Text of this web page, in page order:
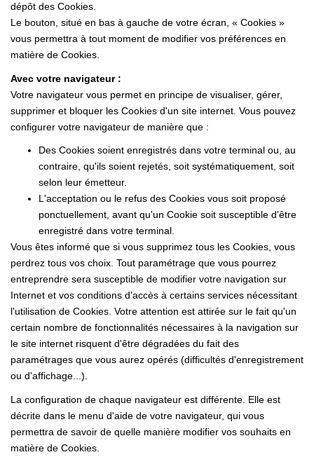
dépôt des Cookies.
Le bouton, situé en bas à gauche de votre écran, « Cookies »
vous permettra à tout moment de modifier vos préférences en
matière de Cookies.
Avec votre navigateur :
Votre navigateur vous permet en principe de visualiser, gérer,
supprimer et bloquer les Cookies d'un site internet. Vous pouvez
configurer votre navigateur de manière que :
Des Cookies soient enregistrés dans votre terminal ou, au
contraire, qu'ils soient rejetés, soit systématiquement, soit
selon leur émetteur.
L'acceptation ou le refus des Cookies vous soit proposé
ponctuellement, avant qu'un Cookie soit susceptible d'être
enregistré dans votre terminal.
Vous êtes informé que si vous supprimez tous les Cookies, vous
perdrez tous vos choix. Tout paramétrage que vous pourrez
entreprendre sera susceptible de modifier votre navigation sur
Internet et vos conditions d'accès à certains services nécessitant
l'utilisation de Cookies. Votre attention est attirée sur le fait qu'un
certain nombre de fonctionnalités nécessaires à la navigation sur
le site internet risquent d'être dégradées du fait des
paramétrages que vous aurez opérés (difficultés d'enregistrement
ou d'affichage...).
La configuration de chaque navigateur est différente. Elle est
décrite dans le menu d'aide de votre navigateur, qui vous
permettra de savoir de quelle manière modifier vos souhaits en
matière de Cookies.